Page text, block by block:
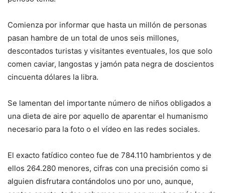
Comienza por informar que hasta un millón de personas
pasan hambre de un total de unos seis millones,
descontados turistas y visitantes eventuales, los que solo
comen caviar, langostas y jamón pata negra de doscientos
cincuenta dólares la libra.
Se lamentan del importante número de niños obligados a
una dieta de aire por aquello de aparentar el humanismo
necesario para la foto o el vídeo en las redes sociales.
El exacto fatídico conteo fue de 784.110 hambrientos y de
ellos 264.280 menores, cifras con una precisión como si
alguien disfrutara contándolos uno por uno, aunque,